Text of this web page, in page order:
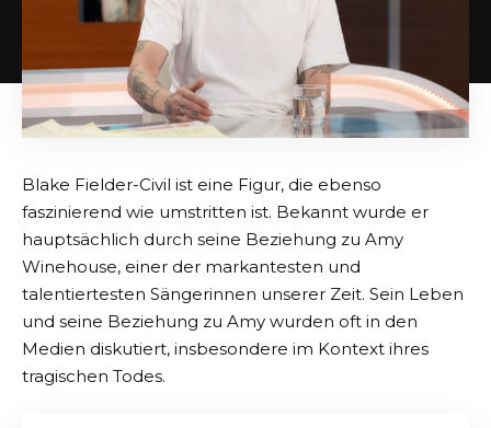
Blake Fielder-Civil ist eine Figur, die ebenso
faszinierend wie umstritten ist. Bekannt wurde er
hauptsächlich durch seine Beziehung zu Amy
Winehouse, einer der markantesten und
talentiertesten Sängerinnen unserer Zeit. Sein Leben
und seine Beziehung zu Amy wurden oft in den
Medien diskutiert, insbesondere im Kontext ihres
tragischen Todes.